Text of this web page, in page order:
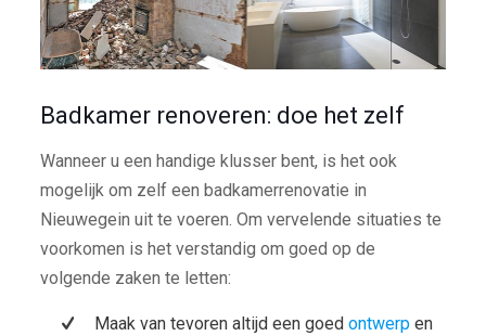
Badkamer renoveren: doe het zelf
Wanneer u een handige klusser bent, is het ook
mogelijk om zelf een badkamerrenovatie in
Nieuwegein uit te voeren. Om vervelende situaties te
voorkomen is het verstandig om goed op de
volgende zaken te letten:
Maak van tevoren altijd een goed ontwerp en